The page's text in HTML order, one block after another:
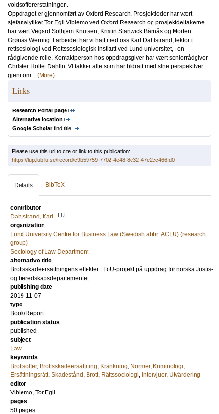
voldsoffererstatningen.
Oppdraget er gjennomført av Oxford Research. Prosjektleder har vært
sjefanalytiker Tor Egil Viblemo ved Oxford Research og prosjektdeltakerne
har vært Vegard Solhjem Knutsen, Kristin Stanwick Bårnås og Morten
Grønås Werring. I arbeidet har vi hatt med oss Karl Dahlstrand, lektor i
rettsosiologi ved Rettssosiologisk institutt ved Lund universitet, i en
rådgivende rolle. Kontaktperson hos oppdragsgiver har vært seniorrådgiver
Christer Holtet Dahlin. Vi takker alle som har bidratt med sine perspektiver
gjennom... (More)
Links
Research Portal page
Alternative location
Google Scholarfind title
Please use this url to cite or link to this publication:
https://lup.lub.lu.se/record/c9b59759-7702-4e48-8e32-47e2cc466fd0
Details BibTeX
contributor
Dahlstrand, Karl
LU
organization
Lund University Centre for Business Law (Swedish abbr: ACLU) (research
group)
Sociology of Law Department
alternative title
Brottsskadeersättningens effekter : FoU-projekt på uppdrag för norska Justis-
og beredskapsdepartementet
publishing date
2019-11-07
type
Book/Report
publication status
published
subject
Law
keywords
Brottsoffer, Brottsskadeersättning, Kränkning, Normer, Kriminologi,
Ersättningsrätt, Skadestånd , Brott, Rättssociologi, intervjuer, Utvärdering
editor
Viblemo, Tor Egil
pages
50 pages